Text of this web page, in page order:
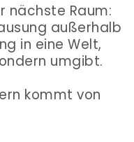
nächste Raum:
außerhalb
in eine Welt,
umgibt.
kommt von